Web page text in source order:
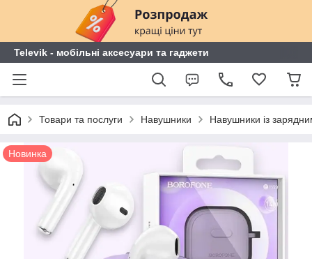
Televik - мобільні аксесуари та гаджети
Товари та послуги Навушники Навушники із
Новинка